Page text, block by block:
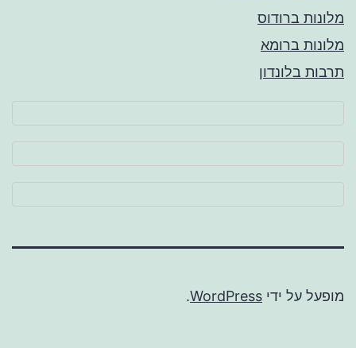
מלונות ברודוס
מלונות ברומא
תרבות בלונדון
מופעל על ידי WordPress
.